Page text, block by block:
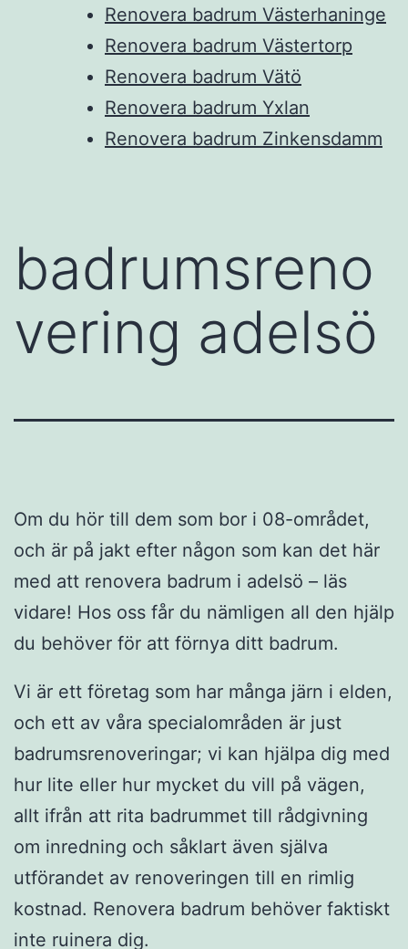
Renovera badrum Västerhaninge
Renovera badrum Västertorp
Renovera badrum Vätö
Renovera badrum Yxlan
Renovera badrum Zinkensdamm
badrumsreno
vering adelsö
Om du hör till dem som bor i 08-området,
och är på jakt efter någon som kan det här
med att renovera badrum i adelsö – läs
vidare! Hos oss får du nämligen all den hjälp
du behöver för att förnya ditt badrum.
Vi är ett företag som har många järn i elden,
och ett av våra specialområden är just
badrumsrenoveringar; vi kan hjälpa dig med
hur lite eller hur mycket du vill på vägen,
allt ifrån att rita badrummet till rådgivning
om inredning och såklart även själva
utförandet av renoveringen till en rimlig
kostnad. Renovera badrum behöver faktiskt
inte ruinera dig.